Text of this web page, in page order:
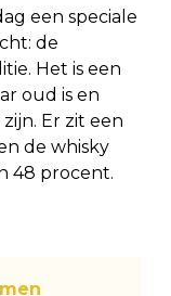
een speciale
de
Het is een
oud is en
Er zit een
de whisky
48 procent.